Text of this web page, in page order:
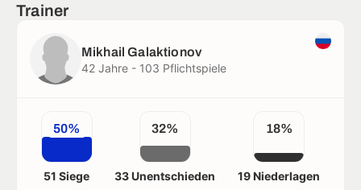
Trainer
Mikhail Galaktionov
42 Jahre - 103 Pflichtspiele
50%
51 Siege
32%
33 Unentschieden
18%
19 Niederlagen